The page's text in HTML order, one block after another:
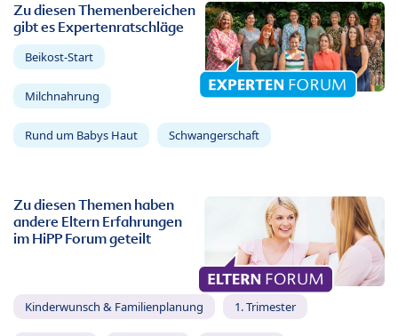
Zu diesen Themenbereichen
gibt es Expertenratschläge
Beikost-Start
Milchnahrung
Rund um Babys Haut Schwangerschaft
Zu diesen Themen haben
andere Eltern Erfahrungen
im HiPP Forum geteilt
Kinderwunsch & Familienplanung 1. Trimester